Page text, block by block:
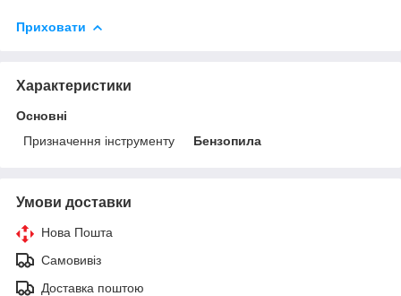
Приховати
Характеристики
Основні
Призначення інструменту
Бензопила
Умови доставки
Нова Пошта
Самовивіз
Доставка поштою